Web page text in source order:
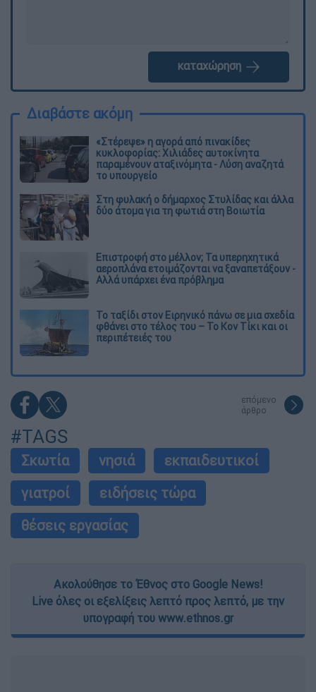
καταχώρηση
Διαβάστε ακόμη
«Στέρεψε» η αγορά από πινακίδες
κυκλοφορίας: Χιλιάδες αυτοκίνητα
παραμένουν αταξινόμητα - Λύση αναζητά
το υπουργείο
Στη φυλακή ο δήμαρχος Στυλίδας και άλλα
δύο άτομα για τη φωτιά στη Βοιωτία
Επιστροφή στο μέλλον; Τα υπερηχητικά
αεροπλάνα ετοιμάζονται να ξαναπετάξουν -
Αλλά υπάρχει ένα πρόβλημα
Το ταξίδι στον Ειρηνικό πάνω σε μια σχεδία
φθάνει στο τέλος του – Το Κον Τίκι και οι
περιπέτειές του
επόμενο
άρθρο
#TAGS
Σκωτία νησιά
εκπαιδευτικοί
γιατροί
ειδήσεις τώρα
θέσεις εργασίας
Ακολούθησε το Έθνος στο Google News!
Live όλες οι εξελίξεις λεπτό προς λεπτό, με την
υπογραφή του www.ethnos.gr